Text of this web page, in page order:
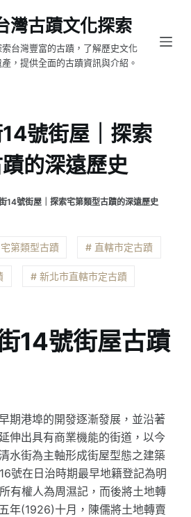
灣古蹟文化探索
索台灣豐富的古蹟，了解歷史文化
產，提供全面的古蹟資訊與介紹。
號街屋｜探索
的深遠歷史
14號街屋｜探索宅第類型古蹟的深遠歷史
第類型古蹟 # 直轄市定古蹟
# 新北市直轄市定古蹟
14號街屋古蹟
期港埠的開發逐漸發展，並沿著
伸出具有商業機能的街道，以今
水街為主軸形成街屋型態之建築
號在日治時期最早地籍登記為明
有權人為周濕記，而後將土地轉
年(1926)十月，陳儒將土地轉賣